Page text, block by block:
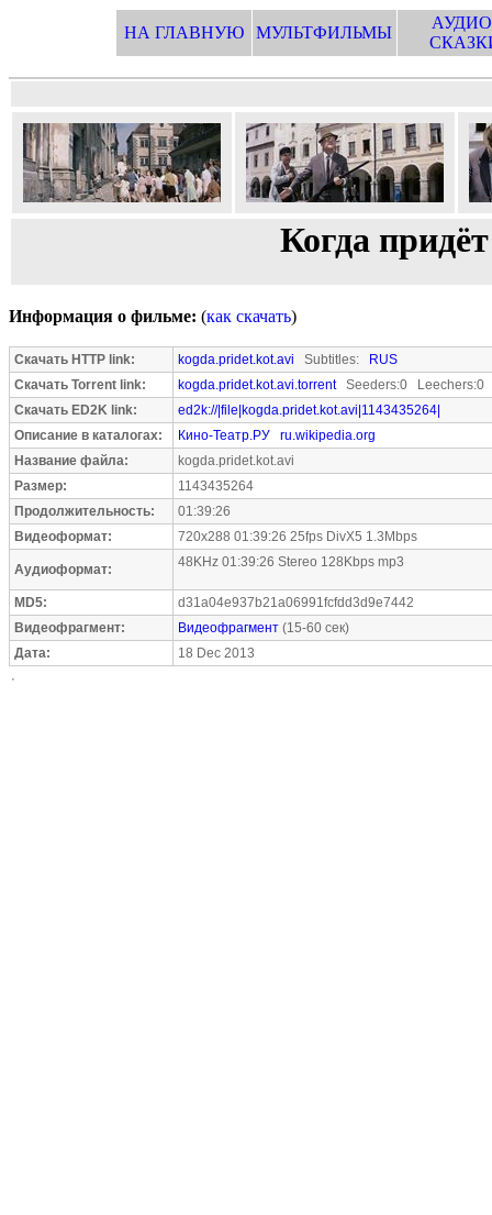
НА ГЛАВНУЮ МУЛЬТФИЛЬМЫ
Когда
Информация о фильме: (как скачать)
Скачать HTTP link: kogda.pridet.kot.avi Subtitles:
RUS
Скачать Torrent link:
kogda.pridet.kot.avi.torrentSeeders:0 Leechers:0
Скачать ED2K link:
ed2k://|file|kogda.pridet.kot.avi|1143435264|
Описание в каталогах:
Кино-Театр.РУ
ru.wikipedia.org
Название файла:
kogda.pridet.kot.avi
Размер:
1143435264
Продолжительность:
01:39:26
Видеоформат:
720x288 01:39:26 25fps DivX5 1.3Mbps
Аудиоформат: 48KHz 01:39:26 Stereo 128Kbps mp3
MD5:
d31a04e937b21a06991fcfdd3d9e7442
Видеофрагмент:
Видеофрагмент (15-60 сек)
Дата:
18 Dec 2013